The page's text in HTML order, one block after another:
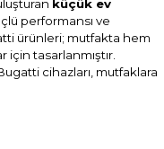
küçük ev
performansı ve
ürünleri; mutfakta hem
için tasarlanmıştır.
cihazları, mutfaklara